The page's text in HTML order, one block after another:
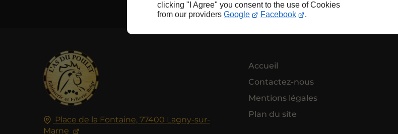
clicking "I Agree" you consent to the use of Cookies
from our providers Google Facebook .
Place de la Fontaine, 77400 Lagny-sur-
Marne
Accueil
Contactez-nous
Mentions légales
Plan du site